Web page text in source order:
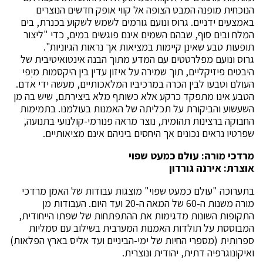
הנוכחית מופנה המבט הצופה אל קווי אופק חדשים הנוצרים
באמצעים ידניים. גרוס ונועם גורמים לשמש לשקוע בכנרת, בים
המלח ובים סוף, שבהם השמים אינם פוגשים במים, כדי "ליצור
תופעות טבע שאינן קיימות במציאות אך נראות הגיוניות".
גרוס ונועם מפלרטטים עם המדע מתוך הבנה אינטואיטיבית של
היבטים פיזיקליים, תוך שמירה על איזון עדין בין היקסמות מיְפי
העולם וטבעו לבין הכרה במרכיביו המלאכותיים, מעשה ידי אדם.
הטבע אינו מתפקד כרקע אלא כשותף מלא ביצירתם, שיש בה מן
השעשוע והביקורת על תכליתה של האמנות בעולמנו. בתמימות
החבוקה ברצינות תהומית, נוצר מראה פנורמי-קולנועי בתנועה,
שפרטיו נראים נכונים אך היחסים ביניהם אינם מציאותיים.
מרדכי מורה: עולם כמעט שפוי
אוצרת: אירנה גורדון
בתערוכה "עולם כמעט שפוי" מוצגות עבודות של האמן מרדכי
מורה משנות ה-60 של המאה ה-20 ועד היום. העבודות מן
התקופות השונות מדגימות את ההתפתחות של שפתו הייחודית,
המבוססת על תולדות האמנות המערבית בשילוב עם סמליות
ספרותית (מספרי החיות של ימי-הביניים ועד אליס בארץ הפלאות)
ואיקונוגרפיה דתית, יהודית ונוצרית.